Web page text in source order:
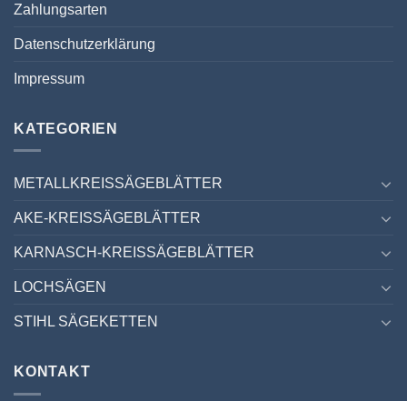
Zahlungsarten
Datenschutzerklärung
Impressum
KATEGORIEN
METALLKREISSÄGEBLÄTTER
AKE-KREISSÄGEBLÄTTER
KARNASCH-KREISSÄGEBLÄTTER
LOCHSÄGEN
STIHL SÄGEKETTEN
KONTAKT